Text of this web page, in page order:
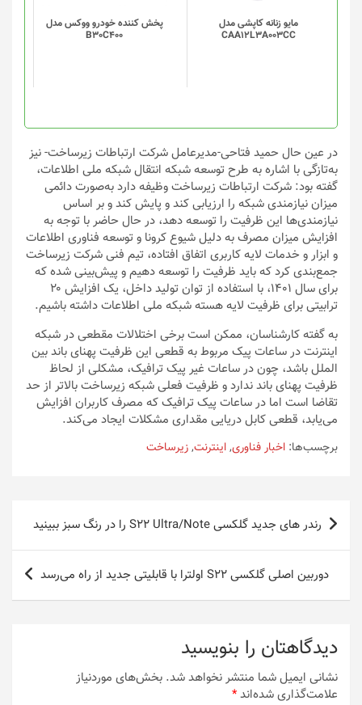
مایو زنانه کاپشی مدل
CAA12L3A003CC
گزینه
ها
محصول
انتخاب
شوند
پخش کننده خودرو ووکس مدل
B30C400
در عین حال حمید فتاحی-مدیرعامل شرکت ارتباطات زیرساخت- نیز
به‌تازگی با اشاره به طرح توسعه شبکه انتقال شبکه ملی اطلاعات،
گفته بود: شرکت ارتباطات زیرساخت وظیفه دارد به‌صورت دائمی
میزان نیازمندی شبکه را ارزیابی کند و پایش کند و بر اساس
نیازمندی‌ها این ظرفیت را توسعه دهد، در حال حاضر با توجه به
افزایش میزان مصرف به دلیل شیوع کرونا و توسعه فناوری اطلاعات
و ابزار و خدمات لایه کاربری اتفاق افتاده، تیم فنی شرکت زیرساخت
جمع‌بندی کرد که باید ظرفیت را توسعه دهیم و پیش‌بینی شده که
برای سال ۱۴۰۱، با استفاده از توان تولید داخل، یک افزایش ۲۰
ترابیتی برای ظرفیت لایه هسته شبکه ملی اطلاعات داشته باشیم.
به گفته کارشناسان، ممکن است برخی اختلالات مقطعی در شبکه
اینترنت در ساعات پیک مربوط به قطعی این ظرفیت پهنای باند بین
الملل باشد، چون در ساعات غیر پیک ترافیک، مشکلی از لحاظ
ظرفیت پهنای باند ندارد و ظرفیت فعلی شبکه زیرساخت بالاتر از حد
تقاضا است اما در ساعات پیک ترافیک که مصرف کاربران افزایش
می‌یابد، قطعی کابل دریایی مقداری مشکلات ایجاد می‌کند.
برچسب‌ها: اخبار فناوری,اینترنت,زیرساخت
راهبری
نوشته
رندر های جدید گلکسی S22 Ultra/Note را در رنگ سبز ببینید
دوربین اصلی گلکسی S22 اولترا با قابلیتی جدید از راه می‌رسد
دیدگاهتان را بنویسید
نشانی ایمیل شما منتشر نخواهد شد. بخش‌های موردنیاز
علامت‌گذاری شده‌اند*